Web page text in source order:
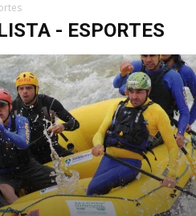
- ESPORTES